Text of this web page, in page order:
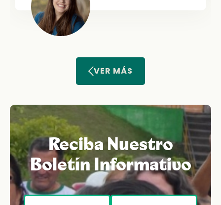
VER MÁS
Reciba Nuestro
Boletín Informativo